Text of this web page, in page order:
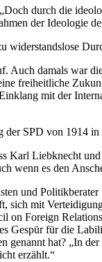
durch die
der Ideologie
widerstandslose
Auch damals war
freiheitliche
mit der
der SPD von 1914
Karl Liebknecht
wenn es den
und
sich mit
on Foreign
Gespür für die
genannt hat? „In
erzählt.“